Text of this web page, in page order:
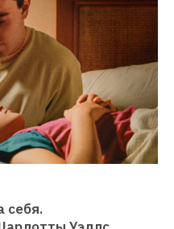
себя.